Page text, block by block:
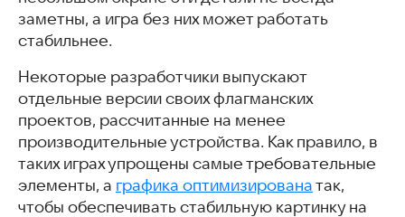
заметны, а игра без них может работать
стабильнее.
Некоторые разработчики выпускают
отдельные версии своих флагманских
проектов, рассчитанные на менее
производительные устройства. Как правило, в
таких играх упрощены самые требовательные
элементы, а графика оптимизирована так,
чтобы обеспечивать стабильную картинку на